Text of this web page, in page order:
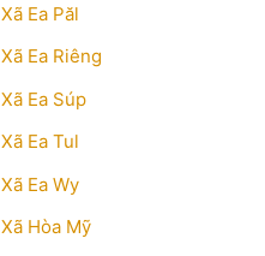
Xã Ea Păl
Xã Ea Riêng
Xã Ea Súp
Xã Ea Tul
Xã Ea Wy
Xã Hòa Mỹ